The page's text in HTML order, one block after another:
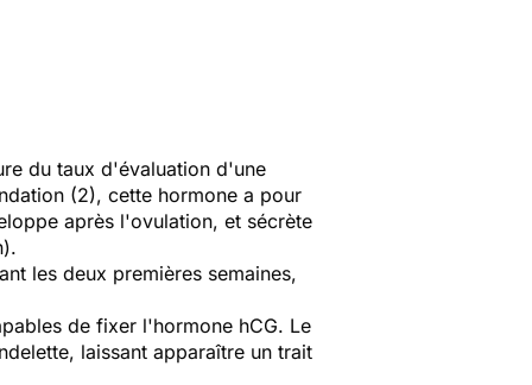
du taux d'évaluation d'une
(2), cette hormone a pour
après l'ovulation, et sécrète
les deux premières semaines,
de fixer l'hormone hCG. Le
laissant apparaître un trait